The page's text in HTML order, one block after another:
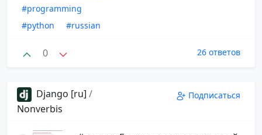
#programming
#python
#russian
0 26 ответов
Django [ru] /
Nonverbis
Подписаться